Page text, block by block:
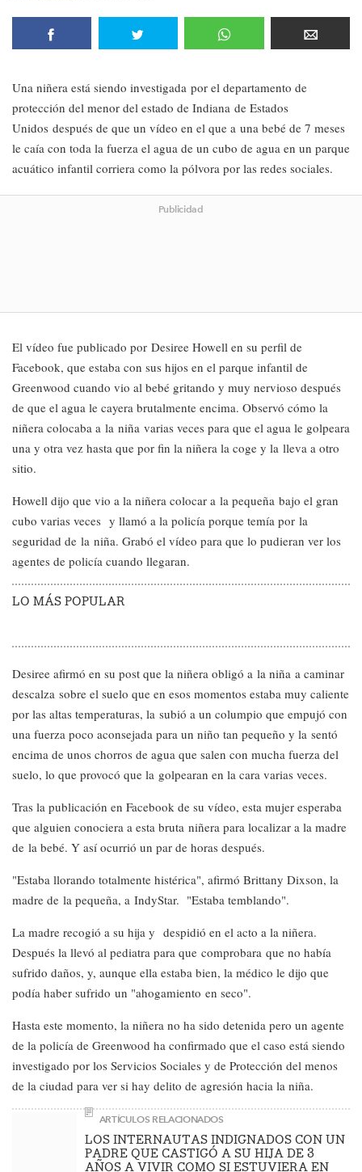
Una niñera está siendo investigada por el departamento de
protección del menor del estado de Indiana de Estados
Unidos después de que un vídeo en el que a una bebé de 7 meses
le caía con toda la fuerza el agua de un cubo de agua en un parque
acuático infantil corriera como la pólvora por las redes sociales.
Publicidad
El vídeo fue publicado por Desiree Howell en su perfil de
Facebook, que estaba con sus hijos en el parque infantil de
Greenwood cuando vio al bebé gritando y muy nervioso después
de que el agua le cayera brutalmente encima. Observó cómo la
niñera colocaba a la niña varias veces para que el agua le golpeara
una y otra vez hasta que por fin la niñera la coge y la lleva a otro
sitio.
Howell dijo que vio a la niñera colocar a la pequeña bajo el gran
cubo varias veces y llamó a la policía porque temía por la
seguridad de la niña. Grabó el vídeo para que lo pudieran ver los
agentes de policía cuando llegaran.
LO MÁS POPULAR
Desiree afirmó en su post que la niñera obligó a la niña a caminar
descalza sobre el suelo que en esos momentos estaba muy caliente
por las altas temperaturas, la subió a un columpio que empujó con
una fuerza poco aconsejada para un niño tan pequeño y la sentó
encima de unos chorros de agua que salen con mucha fuerza del
suelo, lo que provocó que la golpearan en la cara varias veces.
Tras la publicación en Facebook de su vídeo, esta mujer esperaba
que alguien conociera a esta bruta niñera para localizar a la madre
de la bebé. Y así ocurrió un par de horas después.
"Estaba llorando totalmente histérica", afirmó Brittany Dixson, la
madre de la pequeña, a IndyStar. "Estaba temblando".
La madre recogió a su hija y despidió en el acto a la niñera.
Después la llevó al pediatra para que comprobara que no había
sufrido daños, y, aunque ella estaba bien, la médico le dijo que
podía haber sufrido un "ahogamiento en seco".
Hasta este momento, la niñera no ha sido detenida pero un agente
de la policía de Greenwood ha confirmado que el caso está siendo
investigado por los Servicios Sociales y de Protección del menos
de la ciudad para ver si hay delito de agresión hacia la niña.
ARTÍCULOS RELACIONADOS
LOS INTERNAUTAS INDIGNADOS CON UN
PADRE QUE CASTIGÓ A SU HIJA DE 3
AÑOS A VIVIR COMO SI ESTUVIERA EN